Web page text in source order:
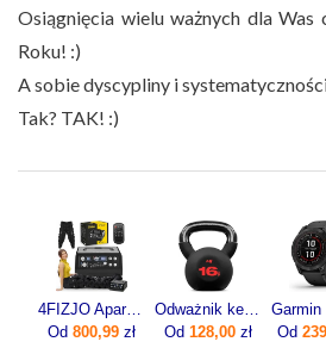
Osiągnięcia wielu ważnych dla Was
Roku! :)
A sobie dyscypliny i
Tak? TAK! :)
4FIZJO Aparat Do Drenażu Limfatycznego Med C6 (6-Komorowy 6 Trybów)
Od 800,99 zł
Od 128,00 zł
Od